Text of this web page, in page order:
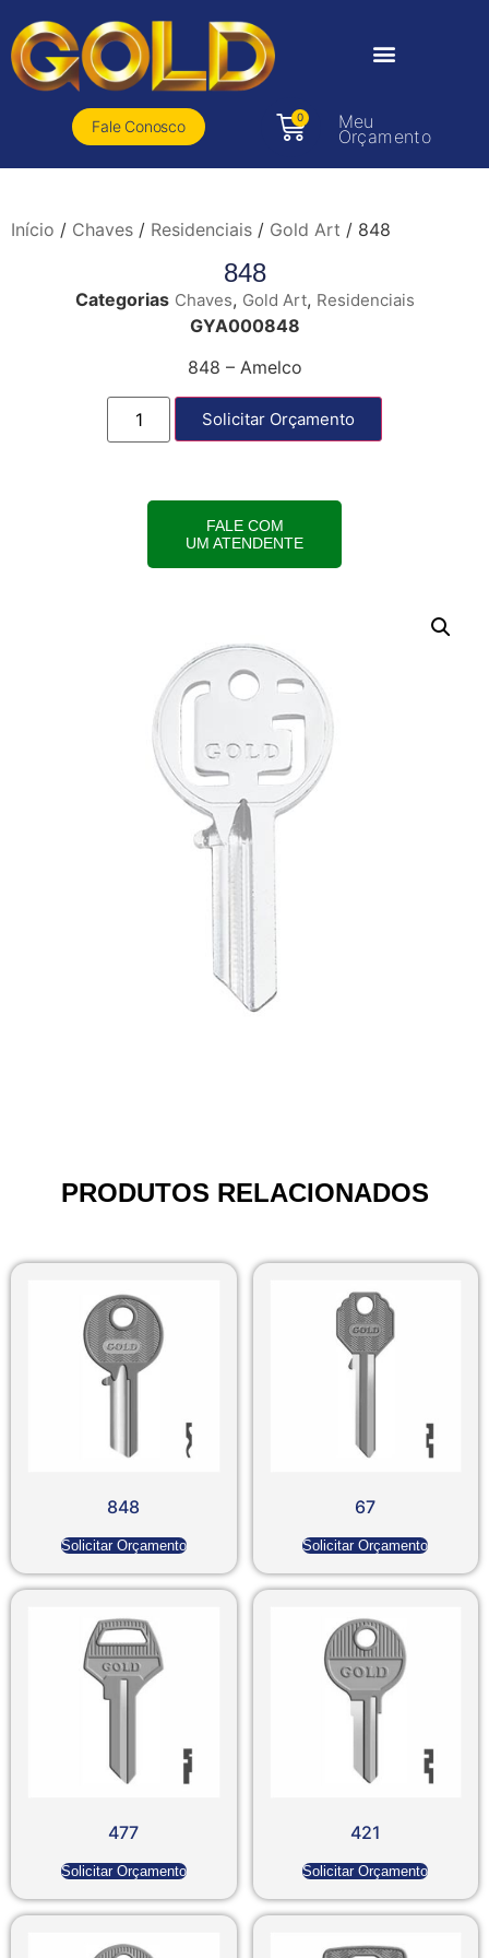
Fale Conosco
0 Meu
Orçamento
Início / Chaves / Residenciais / Gold Art / 848
848
Categorias Chaves, Gold Art, Residenciais
GYA000848
848 – Amelco
Solicitar Orçamento
FALE COM
UM ATENDENTE
PRODUTOS RELACIONADOS
848
Solicitar Orçamento
67
Solicitar Orçamento
477
Solicitar Orçamento
421
Solicitar Orçamento